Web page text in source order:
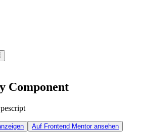
Component
Auf Frontend Mentor ansehen